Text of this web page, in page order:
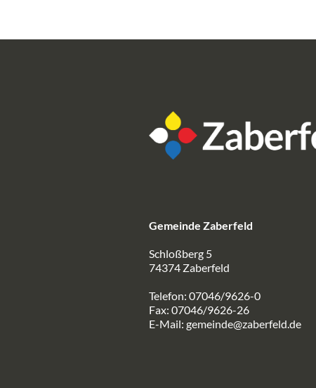
Gemeinde Zaberfeld
Schloßberg 5
74374 Zaberfeld
Telefon: 07046/9626-0
Fax: 07046/9626-26
E-Mail: gemeinde@zaberfeld.de